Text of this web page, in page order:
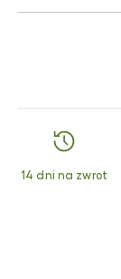
14 dni na zwrot